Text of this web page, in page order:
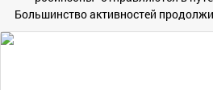
Большинство активностей